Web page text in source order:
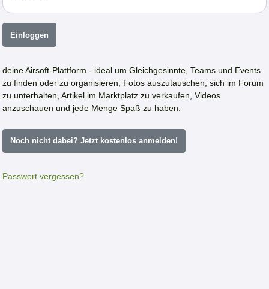
Einloggen
deine Airsoft-Plattform - ideal um Gleichgesinnte, Teams und Events
zu finden oder zu organisieren, Fotos auszutauschen, sich im Forum
zu unterhalten, Artikel im Marktplatz zu verkaufen, Videos
anzuschauen und jede Menge Spaß zu haben.
Noch nicht dabei? Jetzt kostenlos anmelden!
Passwort vergessen?